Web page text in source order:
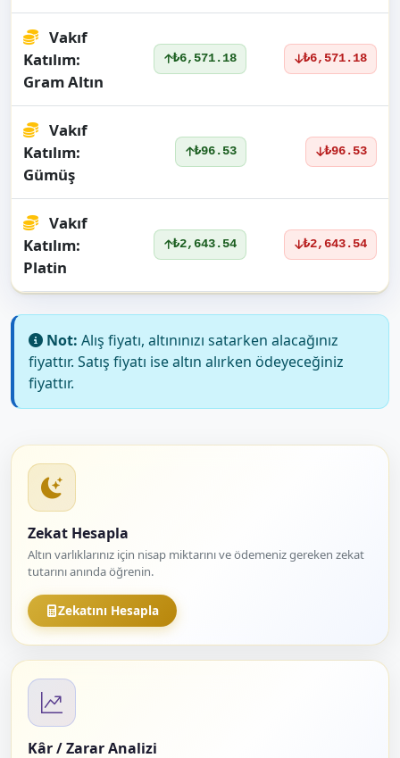
Vakıf
Katılım:
Gram Altın
₺6,571.18 ₺6,571.18
Vakıf
Katılım:
Gümüş
₺96.53 ₺96.53
Vakıf
Katılım:
Platin
₺2,643.54 ₺2,643.54
Not: Alış fiyatı, altınınızı satarken alacağınız
fiyattır. Satış fiyatı ise altın alırken ödeyeceğiniz
fiyattır.
Zekat Hesapla
Altın varlıklarınız için nisap miktarını ve ödemeniz gereken zekat
tutarını anında öğrenin.
Zekatını Hesapla
Kâr / Zarar Analizi